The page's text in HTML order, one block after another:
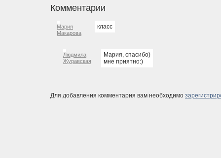
Комментарии
Мария
Макарова
класс
Людмила
Журавская
Мария, спасибо)
мне приятно:)
Для добавления комментария вам необходимо